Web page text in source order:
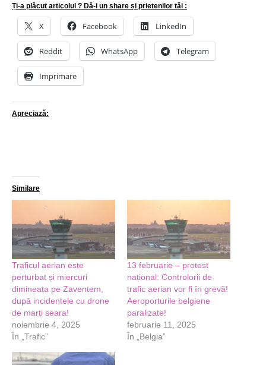
Ți-a plăcut articolul ? Dă-i un share și prietenilor tăi :
X Facebook LinkedIn
Reddit WhatsApp Telegram
Imprimare
Apreciază:
Similare
Traficul aerian este
perturbat și miercuri
dimineața pe Zaventem,
după incidentele cu drone
de marți seara!
noiembrie 4, 2025
În „Trafic”
13 februarie – protest
național: Controlorii de
trafic aerian vor fi în grevă!
Aeroporturile belgiene
paralizate!
februarie 11, 2025
În „Belgia”